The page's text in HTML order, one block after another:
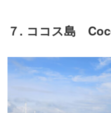
７. ココス島